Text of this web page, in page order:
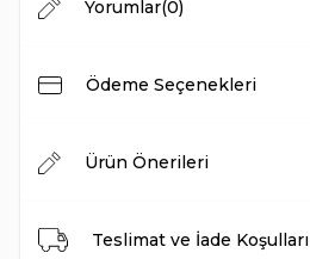
Yorumlar(0)
Ödeme Seçenekleri
Ürün Önerileri
Teslimat ve İade Koşulları